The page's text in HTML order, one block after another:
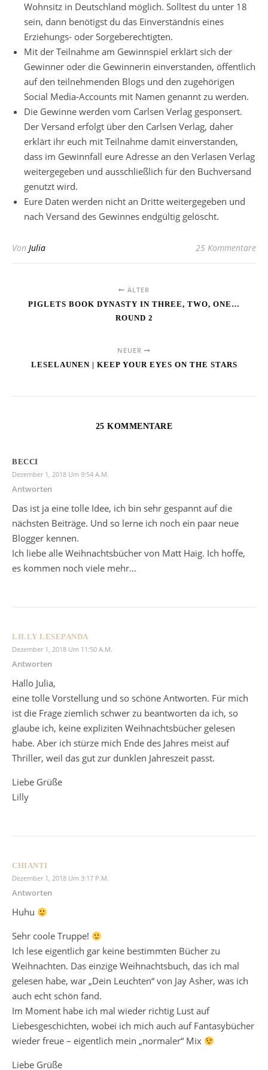
Wohnsitz in Deutschland möglich. Solltest du unter 18
sein, dann benötigst du das Einverständnis eines
Erziehungs- oder Sorgeberechtigten.
Mit der Teilnahme am Gewinnspiel erklärt sich der
Gewinner oder die Gewinnerin einverstanden, öffentlich
auf den teilnehmenden Blogs und den zugehörigen
Social Media-Accounts mit Namen genannt zu werden.
Die Gewinne werden vom Carlsen Verlag gesponsert.
Der Versand erfolgt über den Carlsen Verlag, daher
erklärt ihr euch mit Teilnahme damit einverstanden,
dass im Gewinnfall eure Adresse an den Verlasen Verlag
weitergegeben und ausschließlich für den Buchversand
genutzt wird.
Eure Daten werden nicht an Dritte weitergegeben und
nach Versand des Gewinnes endgültig gelöscht.
Von Julia 25 Kommentare
ÄLTER
PIGLETS BOOK DYNASTY IN THREE, TWO, ONE…
ROUND 2
NEUER
LESELAUNEN | KEEP YOUR EYES ON THE STARS
25 KOMMENTARE
BECCI
Dezember 1, 2018 Um 9:54 A.m.
Antworten
Das ist ja eine tolle Idee, ich bin sehr gespannt auf die
nächsten Beiträge. Und so lerne ich noch ein paar neue
Blogger kennen.
Ich liebe alle Weihnachtsbücher von Matt Haig. Ich hoffe,
es kommen noch viele mehr…
LILLY LESEPANDA
Dezember 1, 2018 Um 11:50 A.m.
Antworten
Hallo Julia,
eine tolle Vorstellung und so schöne Antworten. Für mich
ist die Frage ziemlich schwer zu beantworten da ich, so
glaube ich, keine expliziten Weihnachtsbücher gelesen
habe. Aber ich stürze mich Ende des Jahres meist auf
Thriller, weil das gut zur dunklen Jahreszeit passt.
Liebe Grüße
Lilly
CHIANTI
Dezember 1, 2018 Um 3:17 P.m.
Antworten
Huhu
Sehr coole Truppe!
Ich lese eigentlich gar keine bestimmten Bücher zu
Weihnachten. Das einzige Weihnachtsbuch, das ich mal
gelesen habe, war „Dein Leuchten“ von Jay Asher, was ich
auch echt schön fand.
Im Moment habe ich mal wieder richtig Lust auf
Liebesgeschichten, wobei ich mich auch auf Fantasybücher
wieder freue – eigentlich mein „normaler“ Mix
Liebe Grüße